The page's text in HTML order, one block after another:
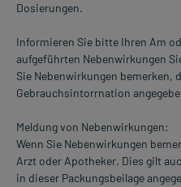
Dosierungen.
Informieren Sie bitte Ihren Am
aufgeführten Nebenwirkungen
Sie Nebenwirkungen bemerken,
Gebrauchsintorrnation
Meldung von Nebenwirkungen:
Wenn Sie Nebenwirkungen
Arzt oder Apotheker. Dies gilt
in dieser Packungsbeilage